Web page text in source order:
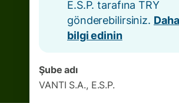
E.S.P. tarafına TRY
gönderebilirsiniz.
bilgi edinin
Şube adı
VANTI S.A., E.S.P.